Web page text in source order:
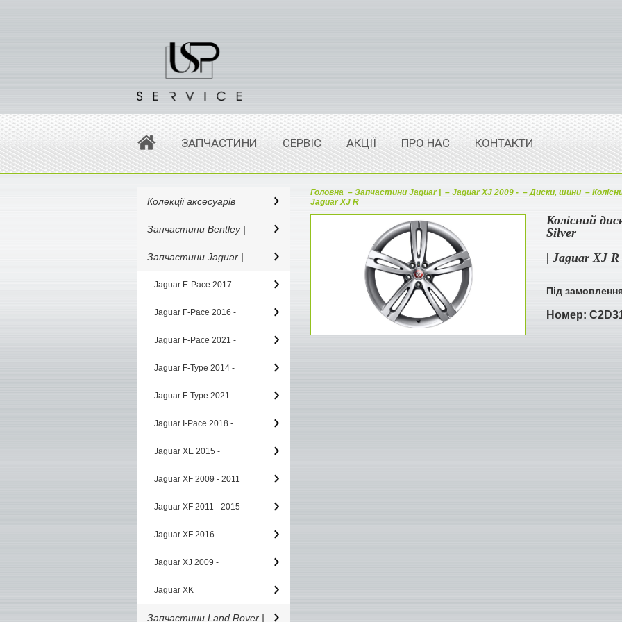
ЗАПЧАСТИНИ СЕРВІС АКЦІЇ ПРО НАС КОНТАКТИ
Колекції аксесуарів
Запчастини Bentley |
Запчастини Jaguar |
Jaguar E-Pace 2017 -
Jaguar F-Pace 2016 -
Jaguar F-Pace 2021 -
Jaguar F-Type 2014 -
Jaguar F-Type 2021 -
Jaguar I-Pace 2018 -
Jaguar XE 2015 -
Jaguar XF 2009 - 2011
Jaguar XF 2011 - 2015
Jaguar XF 2016 -
Jaguar XJ 2009 -
Jaguar XK
Запчастини Land Rover |
Головна – Запчастини Jaguar | – Jaguar XJ 2009 - –Диски, шини –
Jaguar XJ R
Колісний
Silver
| Jaguar XJ R
Під
Номер: